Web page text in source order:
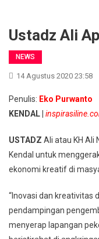
Ustadz Ali
NEWS
14 Agustus 2020 23:58
Penulis: Eko Purwanto
KENDAL |
USTADZ Ali atau KH Ali
Kendal untuk
ekonomi kreatif di
“Inovasi dan kreativitas
pendampingan
menyerap lapangan